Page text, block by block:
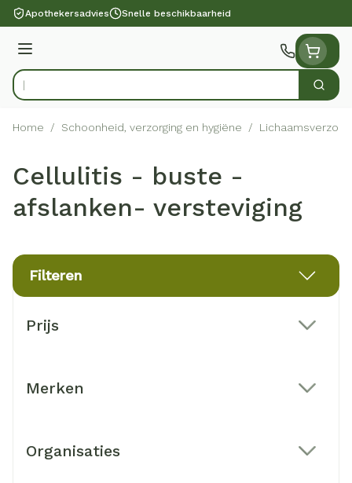
Ga naar de inhoud
Apothekersadvies Snelle beschikbaarheid
Menu
Product, merk, categorie... Zoek
Home / Schoonheid, verzorging en hygiëne /
Cellulitis - buste -
afslanken- versteviging
Filteren
Prijs
Merken
Organisaties